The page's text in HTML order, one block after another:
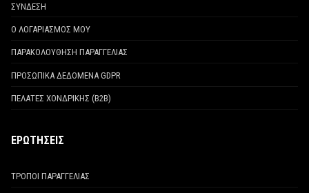
ΣΥΝΔΕΣΗ
Ο ΛΟΓΑΡΙΑΣΜΟΣ ΜΟΥ
ΠΑΡΑΚΟΛΟΥΘΗΣΗ ΠΑΡΑΓΓΕΛΙΑΣ
ΠΡΟΣΩΠΙΚΑ ΔΕΔΟΜΕΝΑ GDPR
ΠΕΛΑΤΕΣ ΧΟΝΔΡΙΚΗΣ (Β2Β)
ΕΡΩΤΗΣΕΙΣ
ΤΡΟΠΟΙ ΠΑΡΑΓΓΕΛΙΑΣ